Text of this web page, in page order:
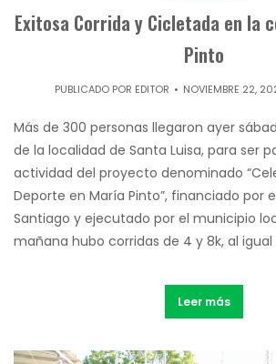
Exitosa Corrida y Cicletada en la
Pinto
PUBLICADO POR EDITOR NOVIEMBRE 22,
Más de 300 personas llegaron ayer
de la localidad de Santa Luisa, para ser
actividad del proyecto denominado
Deporte en María Pinto”, financiado por
Santiago y ejecutado por el municipio
mañana hubo corridas de 4 y 8k, al igual
Leer más